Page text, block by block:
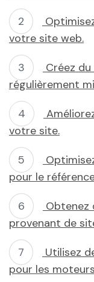
votre site web.
Créez
régulièrement
votre site.
pour le
Obtenez
provenant de
Utilisez
pour les